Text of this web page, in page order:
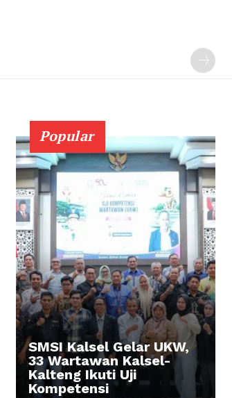
Popular
SMSI Kalsel Gelar UKW,
33 Wartawan Kalsel-
Kalteng Ikuti Uji
Kompetensi